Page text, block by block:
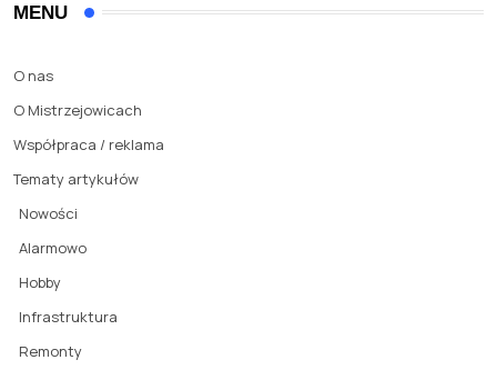
MENU
O nas
O Mistrzejowicach
Współpraca / reklama
Tematy artykułów
Nowości
Alarmowo
Hobby
Infrastruktura
Remonty